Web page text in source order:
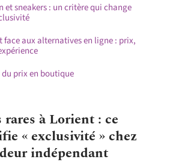
et sneakers : un critère qui change
face aux alternatives en ligne : prix,
prix en boutique
rares à Lorient : ce
« exclusivité » chez
indépendant